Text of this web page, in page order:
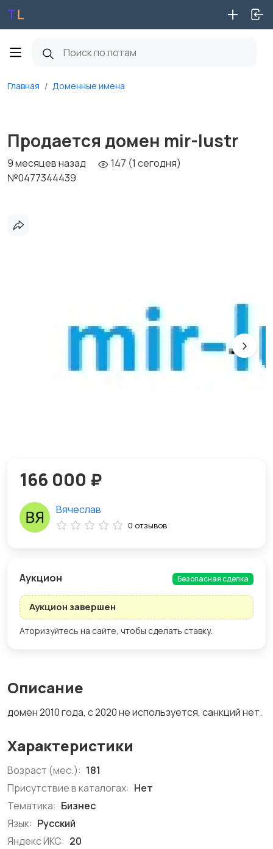
Главная Доменные имена
Продается домен mir-lustr
9 месяцев назад
147 (1 сегодня)
№0477344439
Описание
домен 2010 года, с 2020 не используется, санкций нет.
Характеристики
Возраст (мес.): 181
Присутствие в каталогах: Нет
Тематика: Бизнес
Язык: Русский
Яндекс ИКС: 20
166 000 ₽
Вячеслав
0 отзывов
Aукцион Безопасная сделка
Аукцион завершен
Аторизуйтесь на сайте, чтобы сделать ставку.